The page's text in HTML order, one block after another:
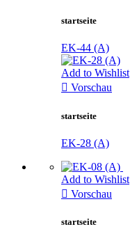
startseite
EK-44 (A)
Add to Wishlist
 Vorschau
startseite
EK-28 (A)
Add to Wishlist
 Vorschau
startseite